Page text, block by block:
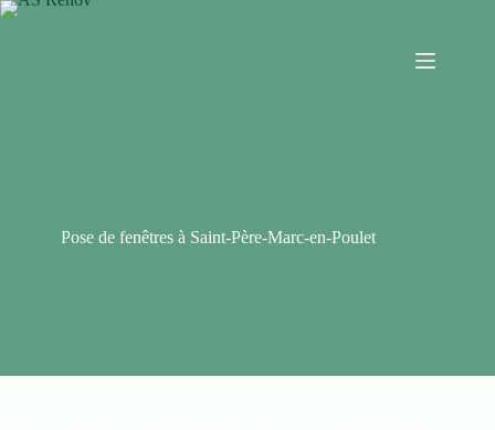
Pose de fenêtres à Saint-Père-Marc-en-Poulet